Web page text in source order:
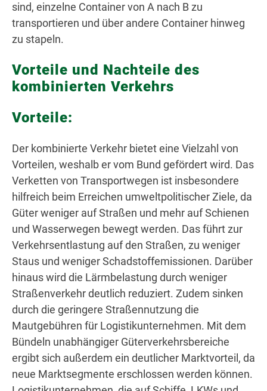
sind, einzelne Container von A nach B zu
transportieren und über andere Container hinweg
zu stapeln.
Vorteile und Nachteile des
kombinierten Verkehrs
Vorteile:
Der kombinierte Verkehr bietet eine Vielzahl von
Vorteilen, weshalb er vom Bund gefördert wird. Das
Verketten von Transportwegen ist insbesondere
hilfreich beim Erreichen umweltpolitischer Ziele, da
Güter weniger auf Straßen und mehr auf Schienen
und Wasserwegen bewegt werden. Das führt zur
Verkehrsentlastung auf den Straßen, zu weniger
Staus und weniger Schadstoffemissionen. Darüber
hinaus wird die Lärmbelastung durch weniger
Straßenverkehr deutlich reduziert. Zudem sinken
durch die geringere Straßennutzung die
Mautgebühren für Logistikunternehmen. Mit dem
Bündeln unabhängiger Güterverkehrsbereiche
ergibt sich außerdem ein deutlicher Marktvorteil, da
neue Marktsegmente erschlossen werden können.